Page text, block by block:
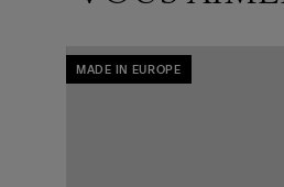
MADE IN EUROPE